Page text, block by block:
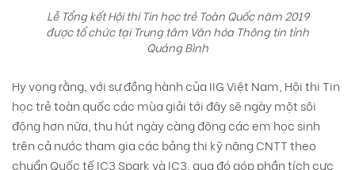
Lễ Tổng kết Hội thi Tin học trẻ Toàn Quốc năm 2019
được tổ chức tại Trung tâm Văn hóa Thông tin tỉnh
Quảng Bình
Hy vọng rằng, với sự đồng hành của IIG Việt Nam, Hội thi Tin
học trẻ toàn quốc các mùa giải tới đây sẽ ngày một sôi
động hơn nữa, thu hút ngày càng đông các em học sinh
trên cả nước tham gia các bảng thi kỹ năng CNTT theo
chuẩn Quốc tế IC3 Spark và IC3, qua đó góp phần tích cực